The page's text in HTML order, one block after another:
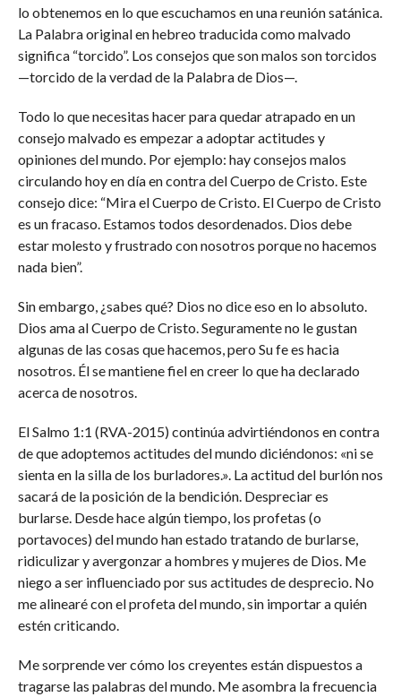
lo obtenemos en lo que escuchamos en una reunión satánica.
La Palabra original en hebreo traducida como malvado
significa “torcido”. Los consejos que son malos son torcidos
—torcido de la verdad de la Palabra de Dios—.
Todo lo que necesitas hacer para quedar atrapado en un
consejo malvado es empezar a adoptar actitudes y
opiniones del mundo. Por ejemplo: hay consejos malos
circulando hoy en día en contra del Cuerpo de Cristo. Este
consejo dice: “Mira el Cuerpo de Cristo. El Cuerpo de Cristo
es un fracaso. Estamos todos desordenados. Dios debe
estar molesto y frustrado con nosotros porque no hacemos
nada bien”.
Sin embargo, ¿sabes qué? Dios no dice eso en lo absoluto.
Dios ama al Cuerpo de Cristo. Seguramente no le gustan
algunas de las cosas que hacemos, pero Su fe es hacia
nosotros. Él se mantiene fiel en creer lo que ha declarado
acerca de nosotros.
El Salmo 1:1 (RVA-2015) continúa advirtiéndonos en contra
de que adoptemos actitudes del mundo diciéndonos: «ni se
sienta en la silla de los burladores.». La actitud del burlón nos
sacará de la posición de la bendición. Despreciar es
burlarse. Desde hace algún tiempo, los profetas (o
portavoces) del mundo han estado tratando de burlarse,
ridiculizar y avergonzar a hombres y mujeres de Dios. Me
niego a ser influenciado por sus actitudes de desprecio. No
me alinearé con el profeta del mundo, sin importar a quién
estén criticando.
Me sorprende ver cómo los creyentes están dispuestos a
tragarse las palabras del mundo. Me asombra la frecuencia